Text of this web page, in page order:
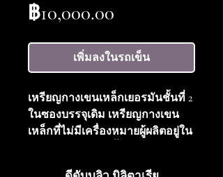
฿10,000.00
เพิ่มลงในรถเข็น
เหรียญกางเขนเหล็กเยอรมันชั้นที่ 2
ในซองบรรจุเดิม เหรียญกางเขน
เหล็กที่ไม่มีเครื่องหมายผู้ผลิตอยู่ใน